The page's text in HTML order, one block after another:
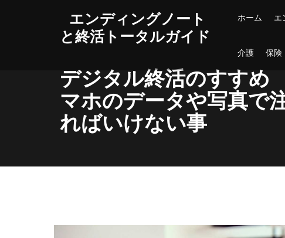
エンディングノート
と終活トータルガイド
ホーム エ
介護 保険
デジタル終活のすすめ
マホのデータや写真で
ればいけない事